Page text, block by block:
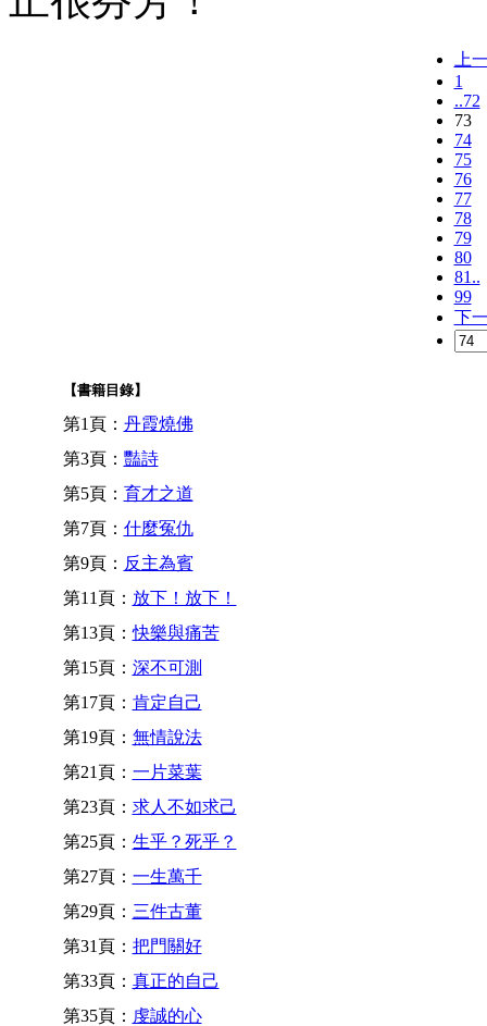
上
1
..72
73
74
75
76
77
78
79
80
81..
99
下
【書籍目錄】
第1頁： 丹霞燒佛
第3頁： 豔詩
第5頁： 育才之道
第7頁： 什麼冤仇
第9頁： 反主為賓
第11頁： 放下！放下！
第13頁：快樂與痛苦
第15頁： 深不可測
第17頁： 肯定自己
第19頁： 無情說法
第21頁： 一片菜葉
第23頁： 求人不如求己
第25頁： 生乎？死乎？
第27頁： 一生萬千
第29頁： 三件古董
第31頁： 把門關好
第33頁： 真正的自己
第35頁： 虔誠的心